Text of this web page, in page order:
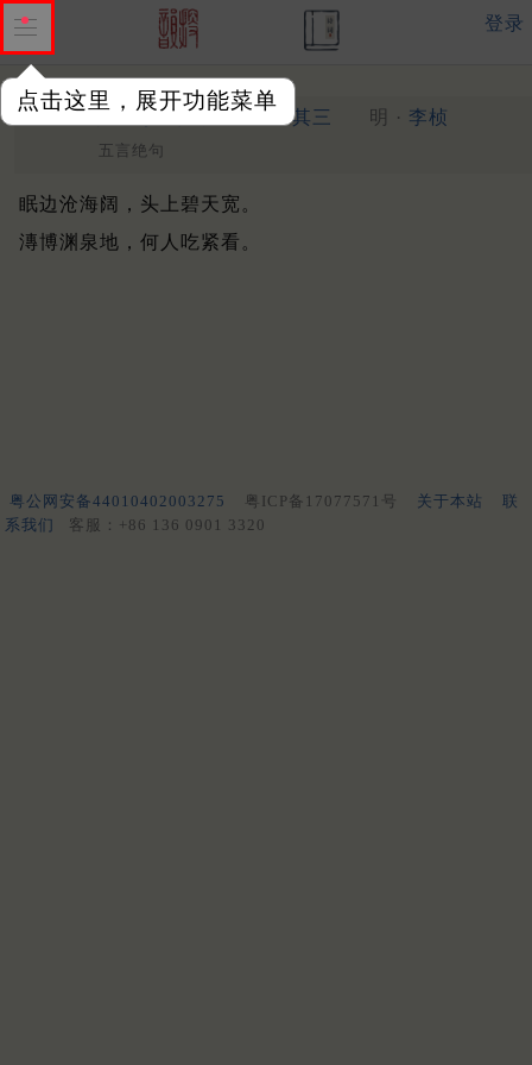
点击这里，展开功能菜单
登录
留宿安心寺。待景时不至 其三 明 · 李桢
五言绝句
眠边沧海阔，头上碧天宽。
漙博渊泉地，何人吃紧看。
粤公网安备44010402003275 粤ICP备17077571号 关于本站
联
系我们
客服：+86 136 0901 3320